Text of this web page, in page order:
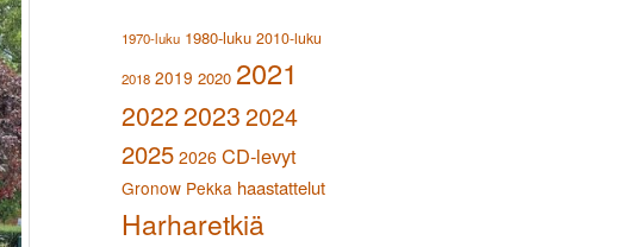
1970-luku 1980-luku 2010-luku
2018 2019 2020 2021
2022 20232024
2025 2026 CD-levyt
Gronow Pekka haastattelut
Harharetkiä